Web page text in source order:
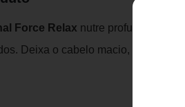
Force Relax nutre profundamente
Deixa o cabelo macio, sedoso e